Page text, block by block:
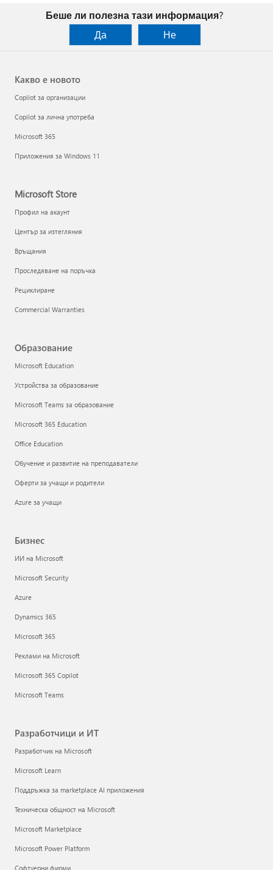
Беше ли полезна тази информация?
Да
Не
Какво е новото
Copilot за организации
Copilot за лична употреба
Microsoft 365
Приложения за Windows 11
Microsoft Store
Профил на акаунт
Център за изтегляния
Връщания
Проследяване на поръчка
Рециклиране
Commercial Warranties
Образование
Microsoft Education
Устройства за образование
Microsoft Teams за образование
Microsoft 365 Education
Office Education
Обучение и развитие на преподаватели
Оферти за учащи и родители
Azure за учащи
Бизнес
ИИ на Microsoft
Microsoft Security
Azure
Dynamics 365
Microsoft 365
Реклами на Microsoft
Microsoft 365 Copilot
Microsoft Teams
Разработчици и ИТ
Разработчик на Microsoft
Microsoft Learn
Поддръжка за marketplace AI приложения
Техническа общност на Microsoft
Microsoft Marketplace
Microsoft Power Platform
Софтуерни фирми